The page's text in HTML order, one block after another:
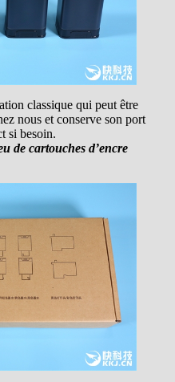
classique qui peut être
nous et conserve son port
si besoin.
de cartouches d’encre